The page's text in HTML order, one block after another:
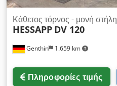
Genthin 1.659 km
Κάθετος τόρνος - μονή στήλη
HESSAPP DV 120
Πληροφορίες τιμής